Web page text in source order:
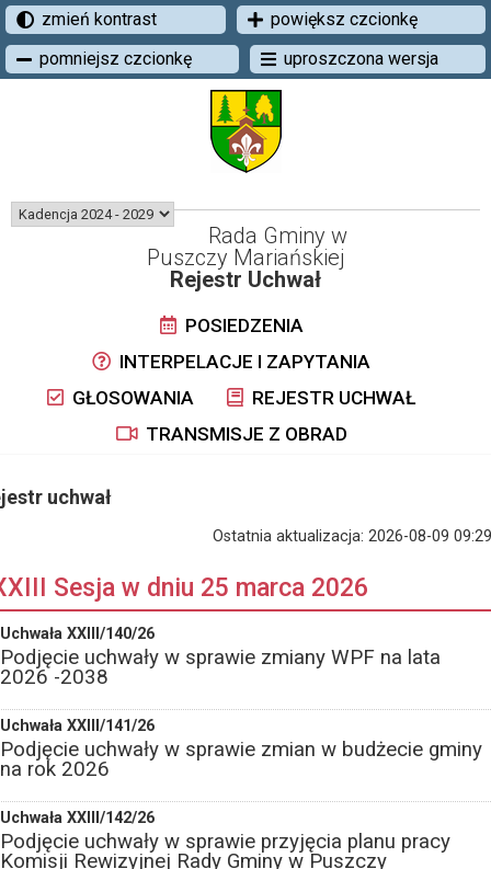
zmień kontrast
powiększ czcionkę
pomniejsz czcionkę
uproszczona wersja
Rada Gminy w
Puszczy Mariańskiej
Rejestr Uchwał
POSIEDZENIA
INTERPELACJE I ZAPYTANIA
GŁOSOWANIA
REJESTR UCHWAŁ
TRANSMISJE Z OBRAD
uchwał
Ostatnia aktualizacja: 2026-08-09
Sesja w dniu 25 marca 2026
Uchwała XXIII/140/26
Podjęcie uchwały w sprawie zmiany WPF na lata
2026 -2038
Uchwała XXIII/141/26
Podjęcie uchwały w sprawie zmian w budżecie gminy
na rok 2026
Uchwała XXIII/142/26
Podjęcie uchwały w sprawie przyjęcia planu pracy
Komisji Rewizyjnej Rady Gminy w Puszczy